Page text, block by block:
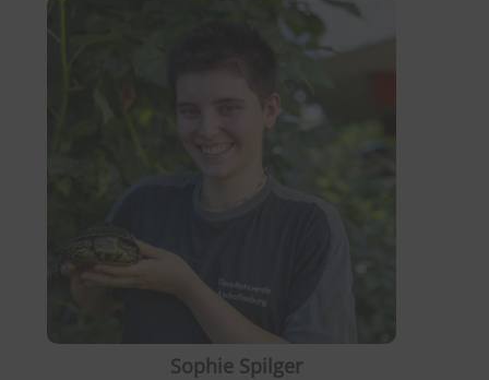
Sophie Spilger